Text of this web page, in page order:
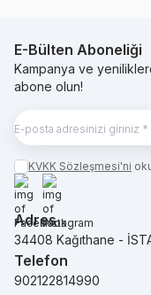
E-Bülten Aboneliği
Kampanya ve
abone olun!
KVKK Sözleşmesi'ni
FacebookInstagram
Adres
34408 Kağıthane -
Telefon
902122814990